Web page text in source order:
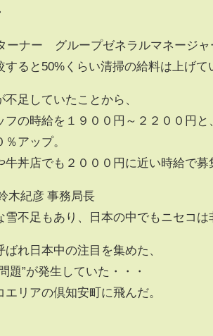
ーナー グループゼネラルマネージ
すると50%くらい清掃の給料は上げて
足していたことから、
の時給を１９００円～２２００円と
アップ。
牛丼店でも２０００円に近い時給で募
木紀彦 事務局長
雪不足もあり、日本の中でもニセコは
ばれ日本中の注目を集めた、
題”が発生していた・・・
リアの倶知安町に飛んだ。